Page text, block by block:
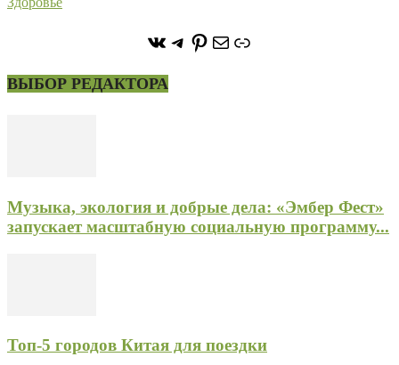
https://vk.com/
https://t.me/stoneforest
https://
ПочтаСсылка
ВЫБОР РЕДАКТОРА
Музыка, экология и добрые дела: «Эмбер Фест»
запускает масштабную социальную программу...
Топ-5 городов Китая для поездки